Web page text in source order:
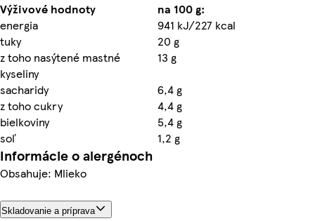
Výživové hodnoty
na 100 g:
energia
941 kJ/227 kcal
tuky
20 g
z toho nasýtené mastné
kyseliny
13 g
sacharidy
6,4 g
z toho cukry
4,4 g
bielkoviny
5,4 g
soľ
1,2 g
Informácie o alergénoch
Obsahuje: Mlieko
Skladovanie a príprava